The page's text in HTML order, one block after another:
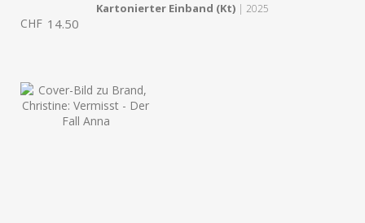
Kartonierter Einband (Kt) | 2025
CHF 14.50